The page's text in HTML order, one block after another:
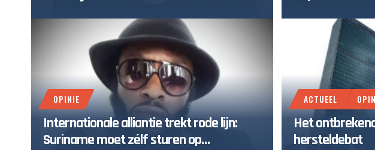
OPINIE
Internationale alliantie trekt rode lijn:
Suriname moet zélf sturen op
ACTUEEL
Het
hersteldebat